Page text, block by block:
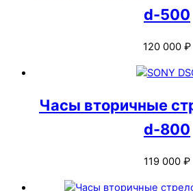
d-500
120 000 ₽
Часы вторичные
d-800
119 000 ₽